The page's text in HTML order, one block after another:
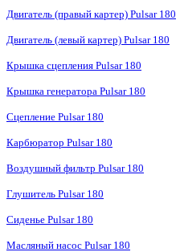
Двигатель (правый картер) Pulsar 180
Двигатель (левый картер) Pulsar 180
Крышка сцепления Pulsar 180
Крышка генератора Pulsar 180
Сцепление Pulsar 180
Карбюратор Pulsar 180
Воздушный фильтр Pulsar 180
Глушитель Pulsar 180
Сиденье Pulsar 180
Масляный насос Pulsar 180